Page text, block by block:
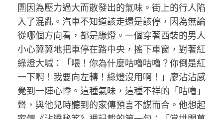
團因為壓力過大而散發出的氣味。街上的行人陷
入了混亂。汽車不知道該走還是該停，因為無論
從哪個方向看，都是綠燈。一個穿著西裝的男人
小心翼翼地把車停在路中央，搖下車窗，對著紅
綠燈大喊：「喂！你為什麼咕嚕咕嚕？你倒是紅
一下啊！我要向左轉！綠燈沒用啊！」廖沾沾感
覺到一陣心悸。這種氣味，這種不祥的「咕嚕」
聲，與他兒時聽到的家傳預言不謀而合。他想起